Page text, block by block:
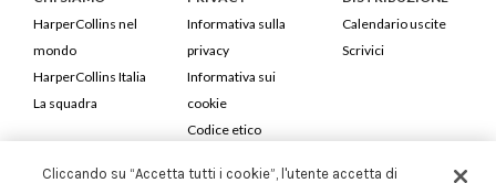
HarperCollins nel
mondo
HarperCollins Italia
La squadra
Informativa sulla
privacy
Informativa sui
cookie
Codice etico
Calendario uscite
Scrivici
Cliccando su “Accetta tutti i cookie”, l'utente accetta di